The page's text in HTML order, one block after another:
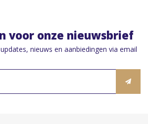
voor onze nieuwsbrief
nieuws en aanbiedingen via email